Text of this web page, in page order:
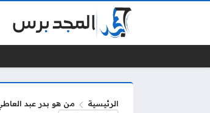
الرئيسية من هو بدر عبد